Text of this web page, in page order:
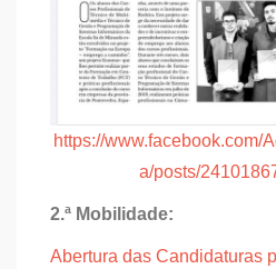
https://www.facebook.com/
a/posts/
2.ª Mobilidade:
Abertura das Candidaturas